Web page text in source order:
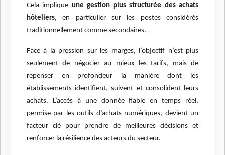
Cela implique une gestion plus structurée des achats
hôteliers, en particulier sur les postes considérés
traditionnellement comme secondaires.
Face à la pression sur les marges, l’objectif n’est plus
seulement de négocier au mieux les tarifs, mais de
repenser en profondeur la manière dont les
établissements identifient, suivent et consolident leurs
achats. L’accès à une donnée fiable en temps réel,
permise par les outils d’achats numériques, devient un
facteur clé pour prendre de meilleures décisions et
renforcer la résilience des acteurs du secteur.